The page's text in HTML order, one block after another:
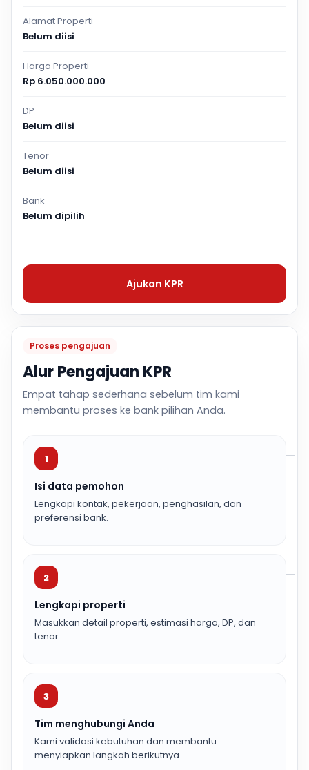
Proses pengajuan
Alur Pengajuan KPR
Empat tahap sederhana sebelum tim kami
membantu proses ke bank pilihan Anda.
1
Isi data pemohon
Lengkapi kontak, pekerjaan, penghasilan, dan
preferensi bank.
2
Lengkapi properti
Masukkan detail properti, estimasi harga, DP, dan
tenor.
3
Tim menghubungi Anda
Kami validasi kebutuhan dan membantu
menyiapkan langkah berikutnya.
Alamat Properti
Belum diisi
Harga Properti
Rp 6.050.000.000
DP
Belum diisi
Tenor
Belum diisi
Bank
Belum dipilih
Ajukan KPR